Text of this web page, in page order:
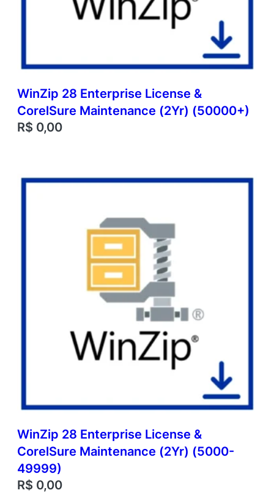
WinZip 28 Enterprise License &
CorelSure Maintenance (2Yr) (50000+)
R$ 0,00
WinZip 28 Enterprise License &
CorelSure Maintenance (2Yr) (5000-
49999)
R$ 0,00